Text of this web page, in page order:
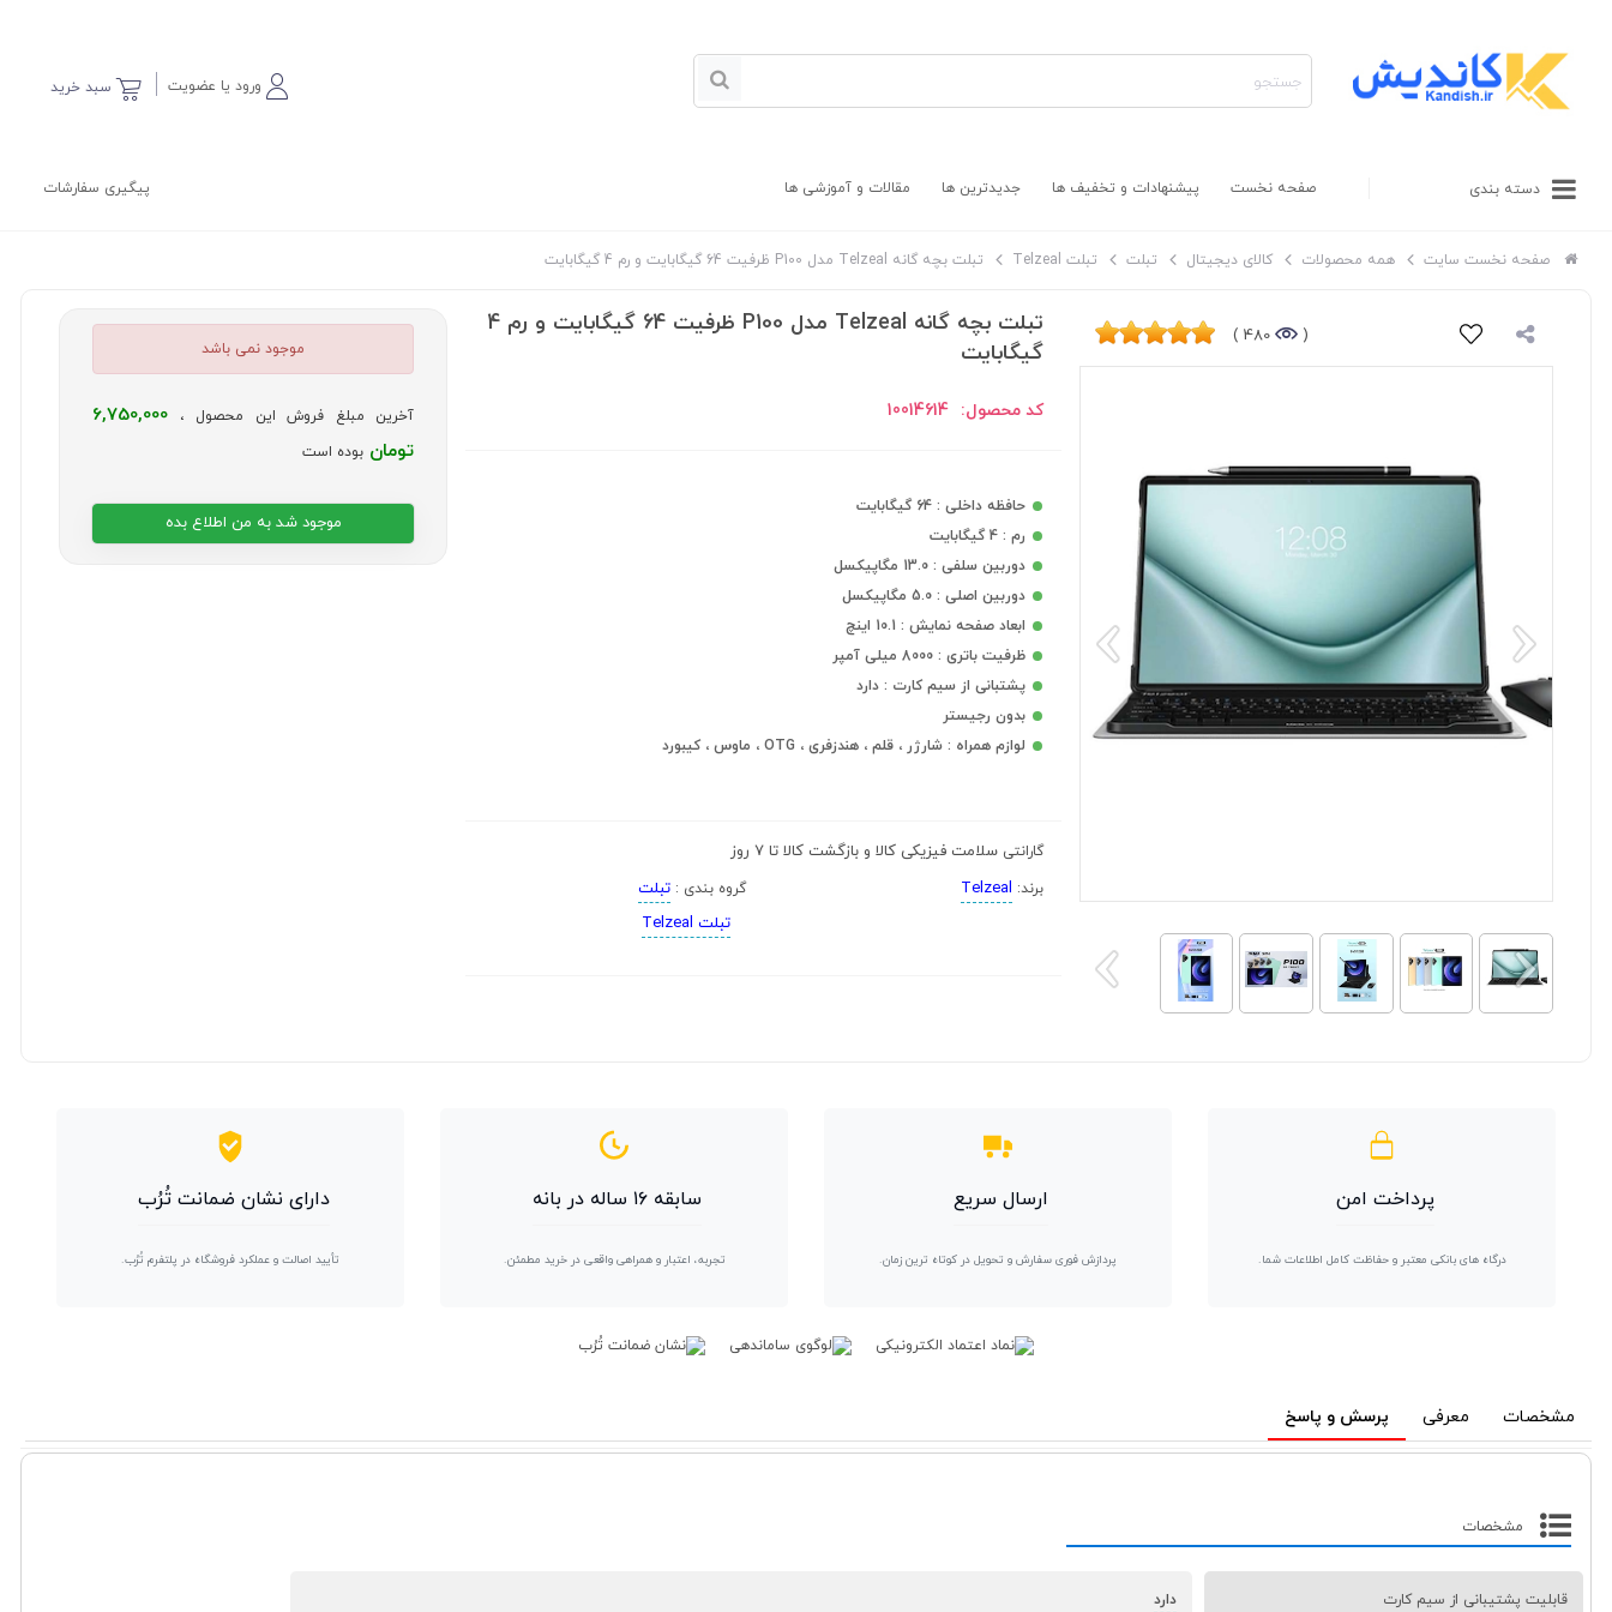
سبد خرید ورود یا عضویت
دسته بندی صفحه نخست پیشنهادات و تخفیف ها جدیدترین ها مقالات و آموزشی ها پیگیری سفارشات
صفحه نخست سایت همه محصولات کالای دیجیتال تبلت تبلت Telzeal تبلت بچه گانه Telzeal مدل P100 ظرفیت 64 گیگابایت و رم 4 گیگابایت
(
480 )
تبلت بچه گانه Telzeal مدل P100 ظرفیت 64 گیگابایت و رم 4
گیگابایت
کد محصول: 10014614
حافظه داخلی : 64 گیگابایت
رم : 4 گیگابایت
دوربین سلفی : 13.0 مگاپیکسل
دوربین اصلی : 5.0 مگاپیکسل
ابعاد صفحه نمایش : 10.1 اینچ
ظرفیت باتری : 8000 میلی آمپر
پشتبانی از سیم کارت : دارد
بدون رجیستر
لوازم همراه : شارژر ، قلم ، هندزفری ، OTG ، ماوس ، کیبورد
گارانتی سلامت فیزیکی کالا و بازگشت کالا تا 7 روز
برند: Telzeal گروه بندی :تبلت
تبلت Telzeal
موجود نمی باشد
آخرین مبلغ فروش این محصول ، 6,750,000
تومان بوده است
موجود شد به من اطلاع بده
پرداخت امن
درگاه های بانکی معتبر و حفاظت کامل اطلاعات شما.
ارسال سریع
پردازش فوری سفارش و تحویل در کوتاه ترین زمان.
سابقه ۱۶ ساله در بانه
تجربه، اعتبار و همراهی واقعی در خرید مطمئن.
دارای نشان ضمانت تُرُب
تأیید اصالت و عملکرد فروشگاه در پلتفرم تُرُب.
مشخصات معرفی پرسش و پاسخ
مشخصات
قابلیت پشتیبانی از سیم کارت دارد